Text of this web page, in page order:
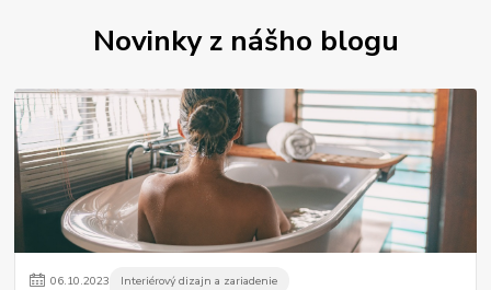
Novinky z nášho blogu
06.10.2023 Interiérový dizajn a zariadenie